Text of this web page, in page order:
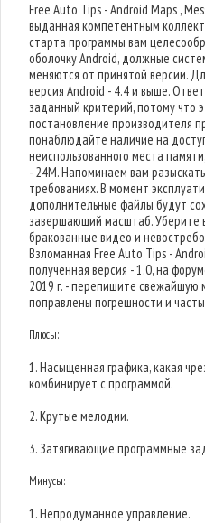
Free Auto Tips - Android Maps ,
выданная компетентным
старта программы вам
оболочку Android, должные
меняются от принятой версии.
версия Android - 4.4 и выше.
заданный критерий, потому что
постановление производителя
понаблюдайте наличие на
неиспользованного места
- 24M. Напоминаем вам
требованиях. В момент
дополнительные файлы будут
завершающий масштаб. Уберите
бракованные видео и
Взломанная Free Auto Tips -
полученная версия - 1.0, на
2019 г. - перепишите
поправлены погрешности и
Плюсы:
1. Насыщенная графика, какая
комбинирует с программой.
2. Крутые мелодии.
3. Затягивающие программные
Минусы:
1. Непродуманное управление.